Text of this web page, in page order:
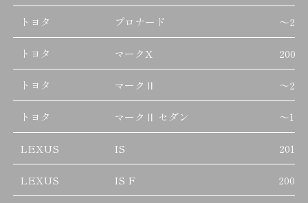
トヨタ プロナード ～
トヨタ マークX
トヨタ マークⅡ ～
トヨタ マークⅡ セダン ～
LEXUS IS
LEXUS IS F 2007/